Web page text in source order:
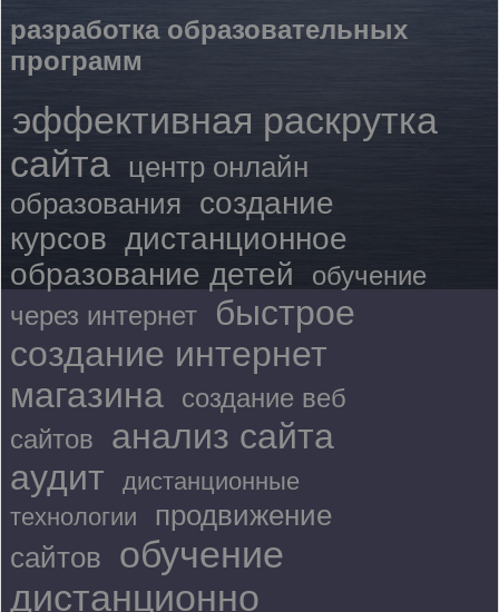
разработка образовательных
программ
эффективная раскрутка
сайта центр онлайн
образования создание
курсов дистанционное
образование детей
обучение
через интернет
быстрое
создание интернет
магазина
создание веб
сайтов
анализ сайта
аудит
дистанционные
технологии
продвижение
сайтов обучение
дистанционно